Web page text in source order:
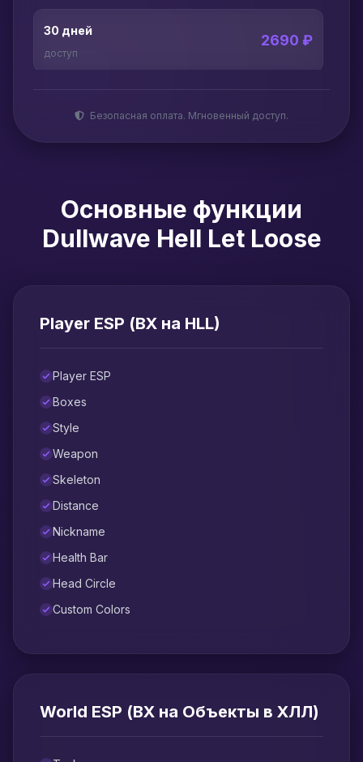
30 дней
доступ
2690 ₽
Безопасная оплата. Мгновенный доступ.
Основные функции
Dullwave Hell Let Loose
Player ESP (ВХ на HLL)
Player ESP
Boxes
Style
Weapon
Skeleton
Distance
Nickname
Health Bar
Head Circle
Custom Colors
World ESP (ВХ на Объекты в ХЛЛ)